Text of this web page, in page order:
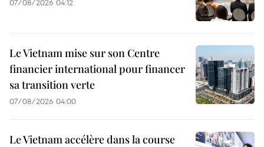
07/08/2026 04:12
Le Vietnam mise sur son Centre
financier international pour financer
sa transition verte
07/08/2026 04:00
Le Vietnam accélère dans la course